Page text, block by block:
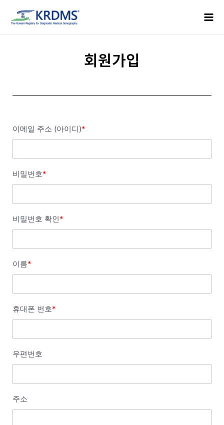
회원가입
이메일 주소 (아이디)*
비밀번호*
비밀번호 확인*
이름*
휴대폰 번호*
우편번호
주소